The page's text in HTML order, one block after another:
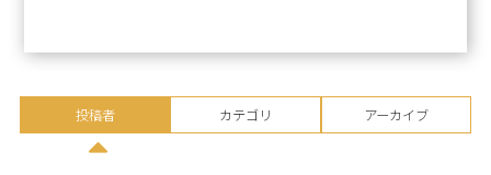
投稿者 カテゴリ アーカイブ